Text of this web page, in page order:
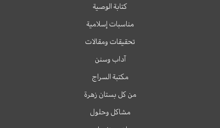
كتابة الوصية
مناسبات إسلامية
تحقيقات ومقالات
آداب وسنن
مكتبة السراج
من كل بستان زهرة
مشاكل وحلول